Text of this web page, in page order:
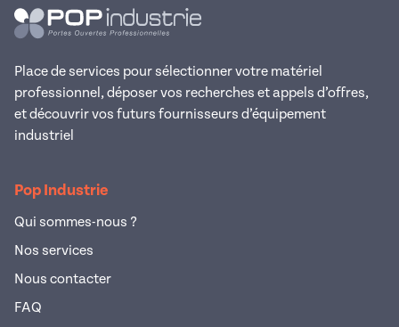
Place de services pour sélectionner votre matériel
professionnel, déposer vos recherches et appels d’offres,
et découvrir vos futurs fournisseurs d’équipement
industriel
Pop Industrie
Qui sommes-nous ?
Nos services
Nous contacter
FAQ